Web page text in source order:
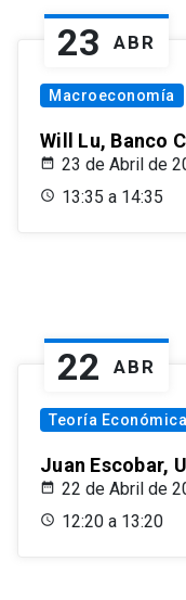
23 ABR
Macroeconomía
Will Lu, Banco
23 de Abril de
13:35 a 14:35
22 ABR
Teoría Económica
Juan Escobar,
22 de Abril de
12:20 a 13:20